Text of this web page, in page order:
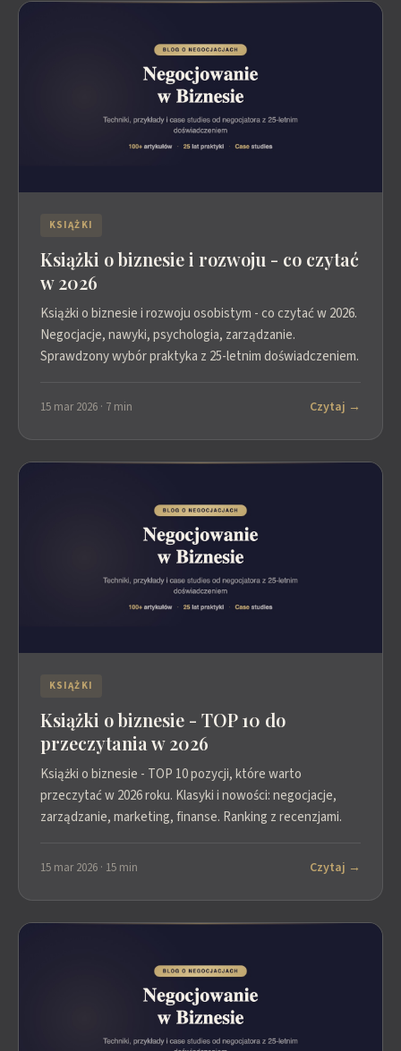
KSIĄŻKI
Książki o biznesie i rozwoju - co czytać
w 2026
Książki o biznesie i rozwoju osobistym - co czytać w 2026.
Negocjacje, nawyki, psychologia, zarządzanie.
Sprawdzony wybór praktyka z 25-letnim doświadczeniem.
15 mar 2026 · 7 min Czytaj →
KSIĄŻKI
Książki o biznesie - TOP 10 do
przeczytania w 2026
Książki o biznesie - TOP 10 pozycji, które warto
przeczytać w 2026 roku. Klasyki i nowości: negocjacje,
zarządzanie, marketing, finanse. Ranking z recenzjami.
15 mar 2026 · 15 min Czytaj →